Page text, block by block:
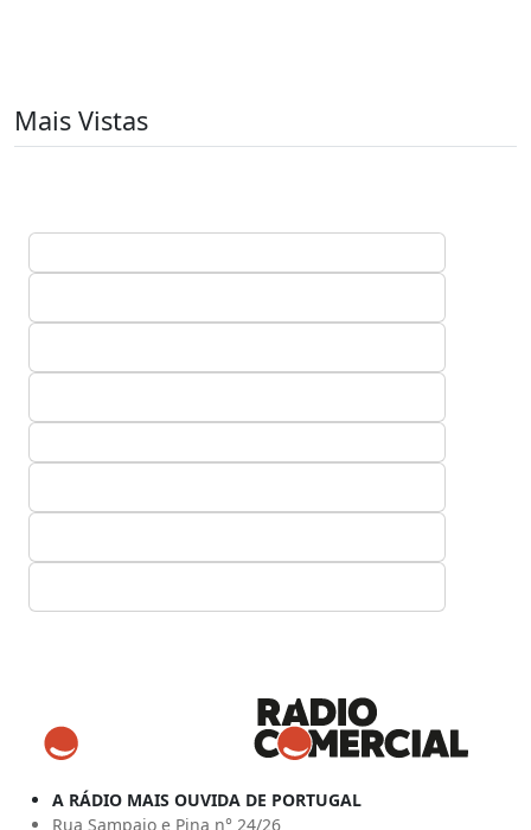
Mais Vistas
A RÁDIO MAIS OUVIDA DE PORTUGAL
Rua Sampaio e Pina n° 24/26